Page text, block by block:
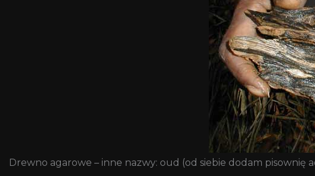
Drewno agarowe – inne nazwy: oud (od siebie dodam pisownię